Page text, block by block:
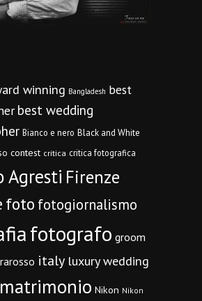
winning Bangladesh best
best wedding
Bianco e nero Black and White
contest critica critica fotografica
Agresti Firenze
foto fotogiornalismo
fotografo groom
italy luxury wedding
matrimonio Nikon Nikon